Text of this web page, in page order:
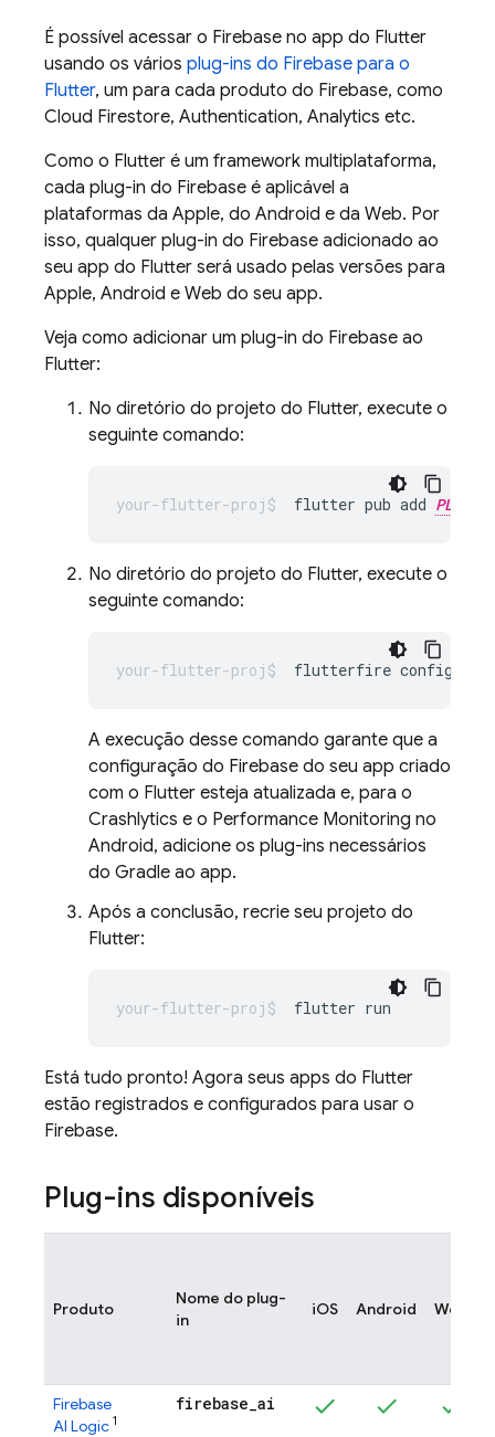
É possível acessar o Firebase no app do Flutter
usando os vários plug-ins do Firebase para o
Flutter, um para cada produto do Firebase, como
Cloud Firestore, Authentication, Analytics etc.
Como o Flutter é um framework multiplataforma,
cada plug-in do Firebase é aplicável a
plataformas da Apple, do Android e da Web. Por
isso, qualquer plug-in do Firebase adicionado ao
seu app do Flutter será usado pelas versões para
Apple, Android e Web do seu app.
Veja como adicionar um plug-in do Firebase ao
Flutter:
No diretório do projeto do Flutter, execute o
seguinte comando:
flutter pub add
No diretório do projeto do Flutter, execute o
seguinte comando:
flutterfire
A execução desse comando garante que a
configuração do Firebase do seu app criado
com o Flutter esteja atualizada e, para o
Crashlytics e o Performance Monitoring no
Android, adicione os plug-ins necessários
do Gradle ao app.
Após a conclusão, recrie seu projeto do
Flutter:
flutter
Está tudo pronto! Agora seus apps do Flutter
estão registrados e configurados para usar o
Firebase.
Plug-ins disponíveis
Produto
Nome do plug-
in
iOS Android Web
Firebase
AI Logic 1
firebase_ai